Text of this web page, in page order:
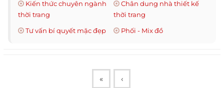
Kiến thức chuyên ngành
thời trang
Chân dung nhà thiết kế
thời trang
Tư vấn bí quyết mặc đẹp
Phối - Mix đồ
« ‹